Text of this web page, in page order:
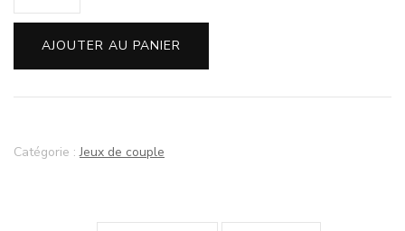
19,90 €.16,90 €.
LOVERS
HISTOIRES
JEU
AJOUTER AU PANIER
Catégorie :Jeux de couple